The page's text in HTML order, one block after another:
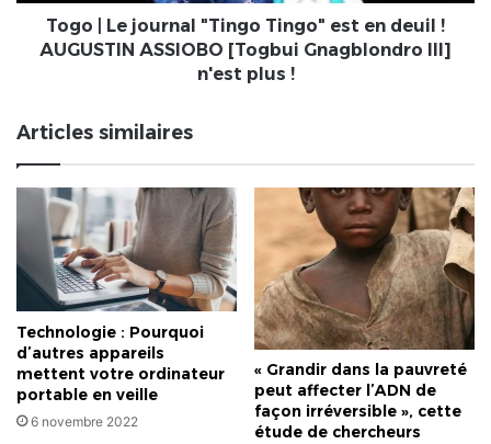
l'autre
AUGUSTIN
III]
n'est
Togo | Le journal "Tingo Tingo" est en deuil !
AUGUSTIN ASSIOBO [Togbui Gnagblondro III]
n'est plus !
Articles similaires
Technologie : Pourquoi
d’autres appareils
mettent votre ordinateur
portable en veille
6 novembre 2022
« Grandir dans la pauvreté
peut affecter l’ADN de
façon irréversible », cette
étude de chercheurs